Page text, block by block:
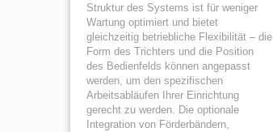
Struktur des Systems ist für weniger
Wartung optimiert und bietet
gleichzeitig betriebliche Flexibilität – die
Form des Trichters und die Position
des Bedienfelds können angepasst
werden, um den spezifischen
Arbeitsabläufen Ihrer Einrichtung
gerecht zu werden. Die optionale
Integration von Förderbändern,